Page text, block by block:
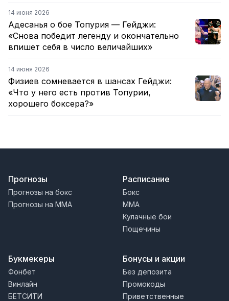
14 июня 2026
Адесанья о бое Топурия — Гейджи:
«Снова победит легенду и окончательно
впишет себя в число величайших»
14 июня 2026
Физиев сомневается в шансах Гейджи:
«Что у него есть против Топурии,
хорошего боксера?»
Прогнозы
Прогнозы на бокс
Прогнозы на MMA
Расписание
Бокс
MMA
Кулачные бои
Пощечины
Букмекеры
Фонбет
Винлайн
БЕТСИТИ
Бонусы и акции
Без депозита
Промокоды
Приветственные